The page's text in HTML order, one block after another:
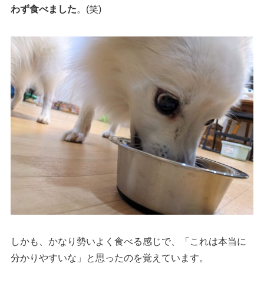
わず食べました。(笑)
しかも、かなり勢いよく食べる感じで、「これは本当に
分かりやすいな」と思ったのを覚えています。